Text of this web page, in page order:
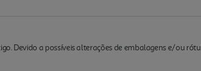
Devido a possíveis alterações de embalagens e/ou